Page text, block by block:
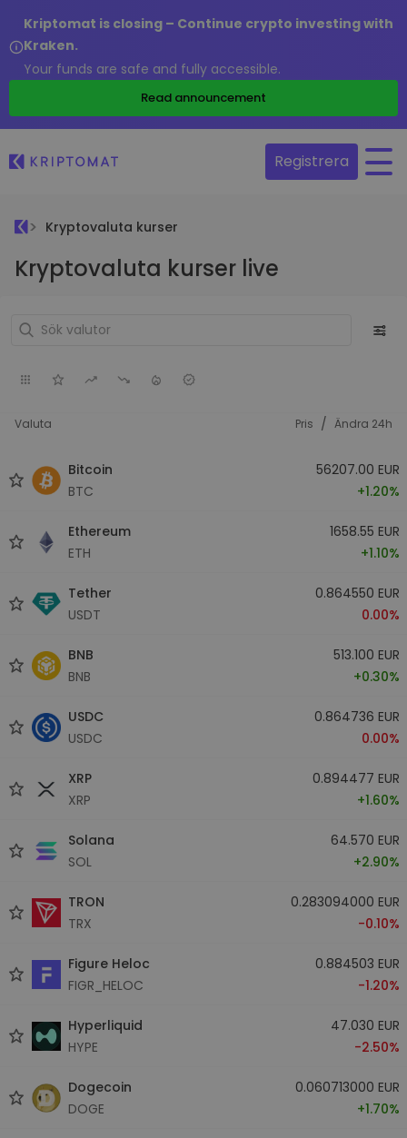
Kriptomat is closing – Continue crypto investing with
Kraken.
Your funds are safe and fully accessible.
Read announcement
Registrera
Kryptovaluta kurser
Kryptovaluta kurser live
Valuta Pris / Ändra 24h
Bitcoin
BTC
56207.00 EUR
+1.20%
Ethereum
ETH
1658.55 EUR
+1.10%
Tether
USDT
0.864550 EUR
0.00%
BNB
BNB
513.100 EUR
+0.30%
USDC
USDC
0.864736 EUR
0.00%
XRP
XRP
0.894477 EUR
+1.60%
Solana
SOL
64.570 EUR
+2.90%
TRON
TRX
0.283094000 EUR
-0.10%
Figure Heloc
FIGR_HELOC
0.884503 EUR
-1.20%
Hyperliquid
HYPE
47.030 EUR
-2.50%
Dogecoin
DOGE
0.060713000 EUR
+1.70%